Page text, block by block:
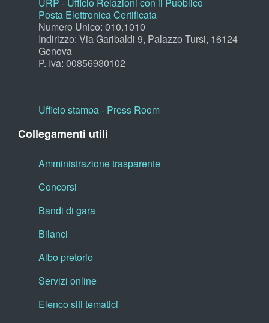
URP - Ufficio Relazioni con il Pubblico
Posta Elettronica Certificata
Numero Unico: 010.1010
Indirizzo: Via Garibaldi 9, Palazzo Tursi, 16124
Genova
P. Iva: 00856930102
Ufficio stampa - Press Room
Collegamenti utili
Amministrazione trasparente
Concorsi
Bandi di gara
Bilanci
Albo pretorio
Servizi online
Elenco siti tematici